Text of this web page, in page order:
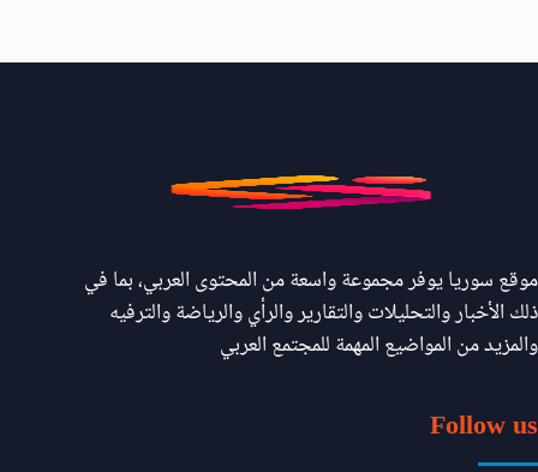
موقع سوريا يوفر مجموعة واسعة من المحتوى العربي، بما في
ذلك الأخبار والتحليلات والتقارير والرأي والرياضة والترفيه
والمزيد من المواضيع المهمة للمجتمع العربي
Follow us